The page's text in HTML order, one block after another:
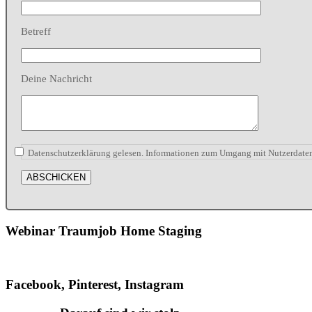
Betreff
Deine Nachricht
Datenschutzerklärung gelesen. Informationen zum Umgang mit
Webinar Traumjob Home Staging
Facebook, Pinterest, Instagram